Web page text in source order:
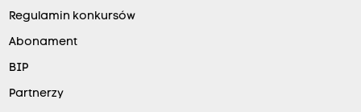
Regulamin konkursów
Abonament
BIP
Partnerzy